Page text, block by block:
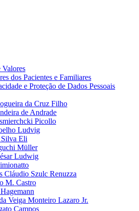
Valores
dos Pacientes e Familiares
e Proteção de Dados Pessoais
da Cruz Filho
de Andrade
Picollo
Ludvig
Eli
Müller
Ludwig
Cláudio Szulc Renuzza
M. Castro
Veiga Monteiro Lazaro Jr.
Campos